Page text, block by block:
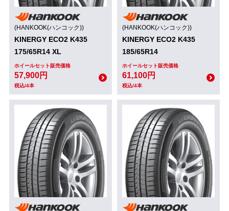
(HANKOOK(ハンコック))
KINERGY ECO2 K435
175/65R14 XL
ホイールセット販売価格
57,900円
税込/4本
(HANKOOK(ハンコック))
KINERGY ECO2 K435
185/65R14
ホイールセット販売価格
61,100円
税込/4本